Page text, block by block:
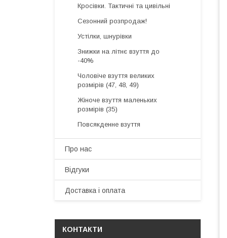
Кросівки. Тактичні та цивільні
Сезонний розпродаж!
Устілки, шнурівки
Знижки на літнє взуття до
-40%
Чоловіче взуття великих
розмірів (47, 48, 49)
Жіноче взуття маленьких
розмірів (35)
Повсякденне взуття
Про нас
Відгуки
Доставка і оплата
КОНТАКТИ